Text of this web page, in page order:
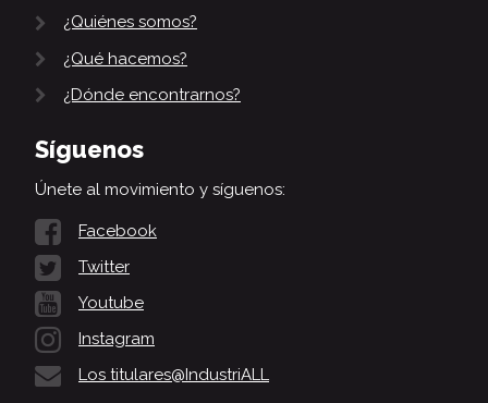
¿Quiénes somos?
¿Qué hacemos?
¿Dónde encontrarnos?
Síguenos
Únete al movimiento y síguenos:
Facebook
Twitter
Youtube
Instagram
Los titulares@IndustriALL